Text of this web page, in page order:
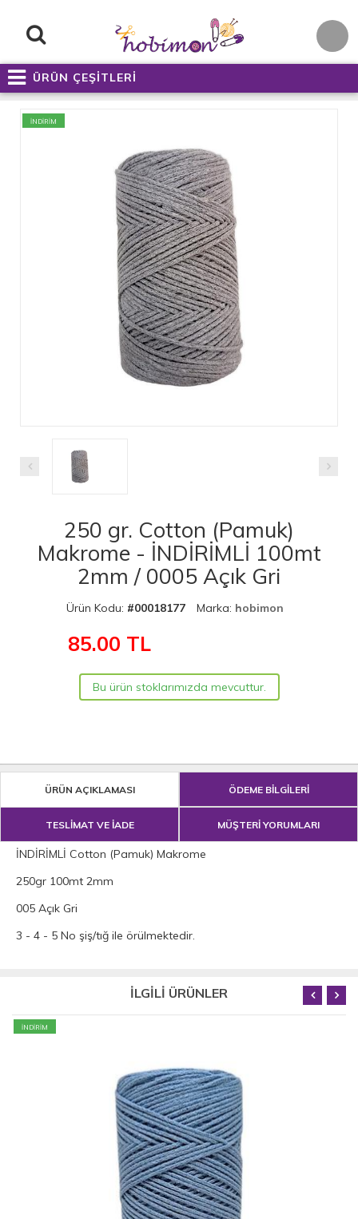
ÜRÜN ÇEŞİTLERİ
İNDİRİM
250 gr. Cotton (Pamuk)
Makrome - İNDİRİMLİ 100mt
2mm / 0005 Açık Gri
Ürün Kodu: #00018177 Marka: hobimon
85.00 TL
Bu ürün stoklarımızda mevcuttur.
ÜRÜN AÇIKLAMASI ÖDEME BİLGİLERİ
TESLİMAT VE İADE MÜŞTERİ YORUMLARI
İNDİRİMLİ Cotton (Pamuk) Makrome
250gr 100mt 2mm
005 Açık Gri
3 - 4 - 5 No şiş/tığ ile örülmektedir.
İLGİLİ ÜRÜNLER